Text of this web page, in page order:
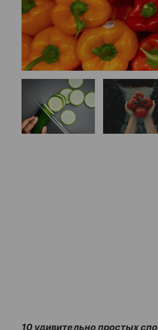
10 удивительно простых